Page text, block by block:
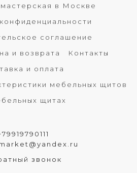
в Москве
соглашение
и возврата
Контакты
и оплата
мебельных щитов
щитах
звонок